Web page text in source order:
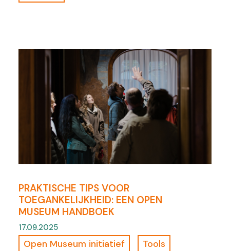
PRAKTISCHE TIPS VOOR
TOEGANKELIJKHEID: EEN OPEN
MUSEUM HANDBOEK
17.09.2025
Open Museum initiatief Tools